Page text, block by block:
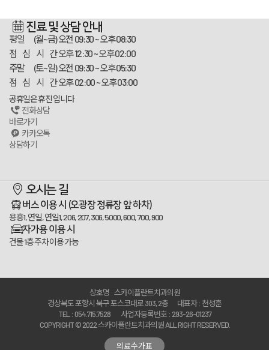
진료 및 상담 안내
평일 (월~금)오전 09:30 ~ 오후 08:30
점 심 시 간오후 12:30 ~ 오후 02:00
주말 (토~일)오전 09:30 ~ 오후 05:30
점 심 시 간오후 02:00 ~ 오후 03:00
공휴일은 휴진 입니다
전화상담
바로가기
카카오톡
상담하기
오시는 길
100m
버스 이용 시 (오광장 정류장 앞 하차)
용흥1, 연일, 연일1, 206, 207, 306, 5000, 600, 700, 900
자가용 이용 시
건물 1층 주차 이용 가능
상호명 : 스카이플란트치과의원
경상북도 포항시 북구 포스코대로 303, 2층
대표자 : 천성훈
TEL : 054.715.7528
사업자등록번호 : 293-26-01237
COPYRIGHT © 2022 스카이플란트치과의원 ALL RIGHT RESERVED.
의료수가표